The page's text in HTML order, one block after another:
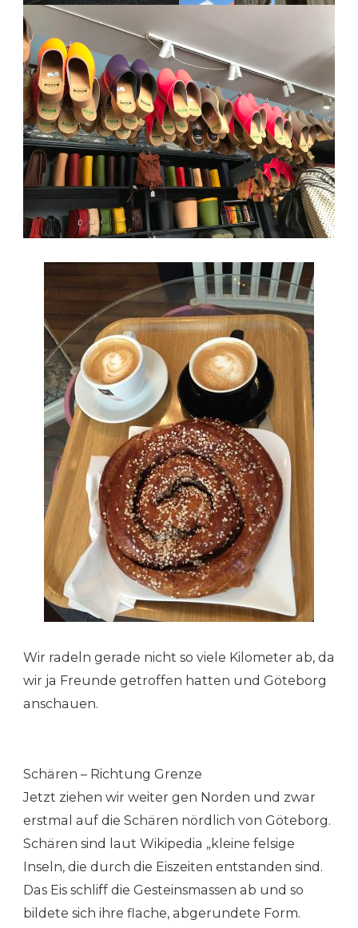
Wir radeln gerade nicht so viele Kilometer ab, da
wir ja Freunde getroffen hatten und Göteborg
anschauen.
Schären – Richtung Grenze
Jetzt ziehen wir weiter gen Norden und zwar
erstmal auf die Schären nördlich von Göteborg.
Schären sind laut Wikipedia „kleine felsige
Inseln, die durch die Eiszeiten entstanden sind.
Das Eis schliff die Gesteinsmassen ab und so
bildete sich ihre flache, abgerundete Form.